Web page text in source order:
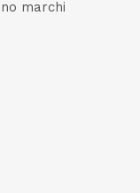
marchi